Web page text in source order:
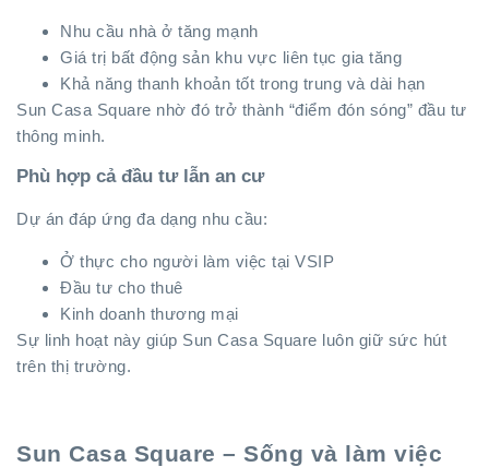
Nhu cầu nhà ở tăng mạnh
Giá trị bất động sản khu vực liên tục gia tăng
Khả năng thanh khoản tốt trong trung và dài hạn
Sun Casa Square nhờ đó trở thành “điểm đón sóng” đầu tư
thông minh.
Phù hợp cả đầu tư lẫn an cư
Dự án đáp ứng đa dạng nhu cầu:
Ở thực cho người làm việc tại VSIP
Đầu tư cho thuê
Kinh doanh thương mại
Sự linh hoạt này giúp Sun Casa Square luôn giữ sức hút
trên thị trường.
Sun Casa Square – Sống và làm việc